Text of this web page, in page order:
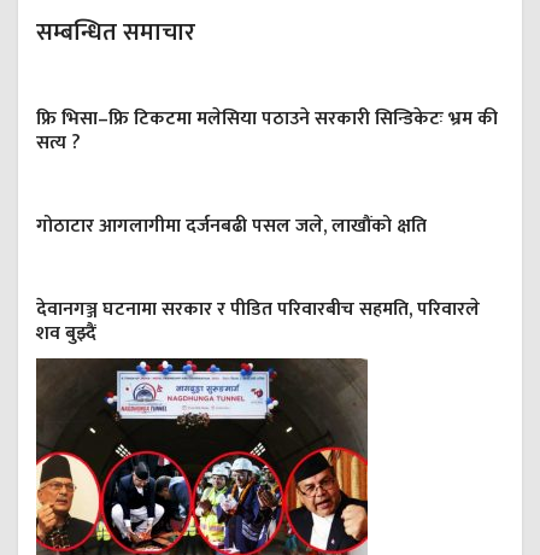
सम्बन्धित समाचार
फ्रि भिसा–फ्रि टिकटमा मलेसिया पठाउने सरकारी सिन्डिकेटः भ्रम की
सत्य ?
गोठाटार आगलागीमा दर्जनबढी पसल जले, लाखौंको क्षति
देवानगञ्ज घटनामा सरकार र पीडित परिवारबीच सहमति, परिवारले
शव बुझ्दैं